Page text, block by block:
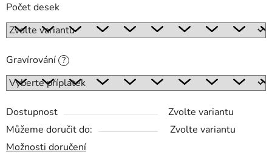
Počet desek
Gravírování ?
Dostupnost
Zvolte variantu
Můžeme doručit do:
Zvolte variantu
Možnosti doručení